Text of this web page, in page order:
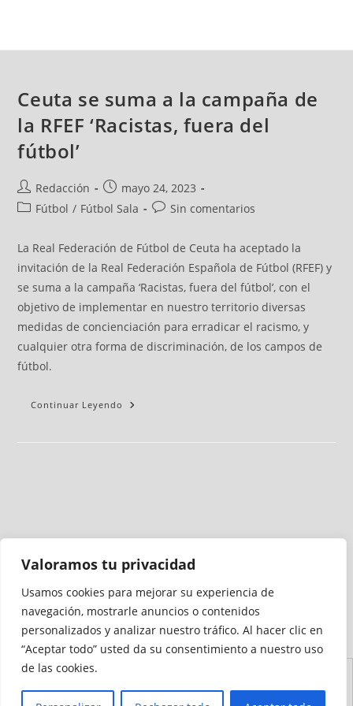
Valoramos tu privacidad
Usamos cookies para mejorar su experiencia de
navegación, mostrarle anuncios o contenidos
personalizados y analizar nuestro tráfico. Al hacer clic en
“Aceptar todo” usted da su consentimiento a nuestro uso
de las cookies.
Ceuta se suma a la campaña de
la RFEF ‘Racistas, fuera del
fútbol’
Redacción
mayo 24, 2023
Fútbol / Fútbol Sala Sin comentarios
La Real Federación de Fútbol de Ceuta ha aceptado la
invitación de la Real Federación Española de Fútbol (RFEF) y
se suma a la campaña ‘Racistas, fuera del fútbol’, con el
objetivo de implementar en nuestro territorio diversas
medidas de concienciación para erradicar el racismo, y
cualquier otra forma de discriminación, de los campos de
fútbol.
Continuar Leyendo
Medio auditado por